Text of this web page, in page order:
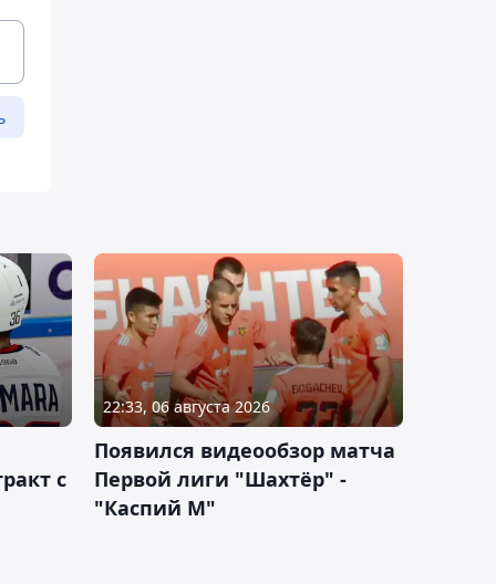
с
22:33, 06 августа 2026
Появился видеообзор матча
Первой лиги "Шахтёр" -
"Каспий М"